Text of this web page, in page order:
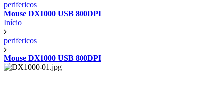
perifericos
Mouse DX1000 USB 800DPI
Início
perifericos
Mouse DX1000 USB 800DPI